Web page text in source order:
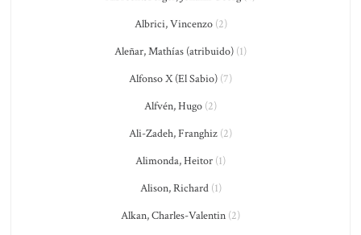
Albrici, Vincenzo(2)
Aleñar, Mathías (atribuido) (1)
Alfonso X (El Sabio) (7)
Alfvén, Hugo (2)
Ali-Zadeh, Franghiz (2)
Alimonda, Heitor (1)
Alison, Richard(1)
Alkan, Charles-Valentin (2)